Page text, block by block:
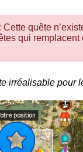
Cette quête
qui
irréalisable pour